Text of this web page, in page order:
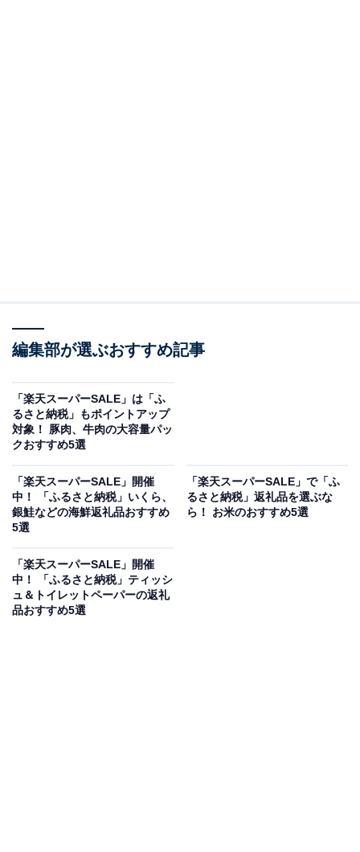
ポリ袋エコホルダー
編集部が選ぶおすすめ記事
「楽天スーパーSALE」は「ふ
るさと納税」もポイントアップ
対象！ 豚肉、牛肉の大容量パッ
クおすすめ5選
「楽天スーパーSALE」開催
中！ 「ふるさと納税」いくら、
銀鮭などの海鮮返礼品おすすめ
5選
「楽天スーパーSALE」で「ふ
るさと納税」返礼品を選ぶな
ら！ お米のおすすめ5選
「楽天スーパーSALE」開催
中！ 「ふるさと納税」ティッシ
ュ＆トイレットペーパーの返礼
品おすすめ5選